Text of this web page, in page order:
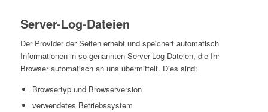
Server-Log-Dateien
Der Provider der Seiten erhebt und speichert automatisch
Informationen in so genannten Server-Log-Dateien, die Ihr
Browser automatisch an uns übermittelt. Dies sind:
Browsertyp und Browserversion
verwendetes Betriebssystem